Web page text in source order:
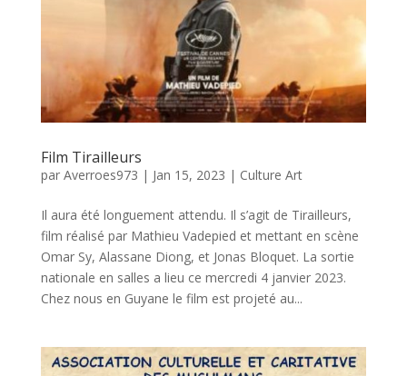
Film Tirailleurs
par Averroes973 | Jan 15, 2023 | Culture Art
Il aura été longuement attendu. Il s’agit de Tirailleurs,
film réalisé par Mathieu Vadepied et mettant en scène
Omar Sy, Alassane Diong, et Jonas Bloquet. La sortie
nationale en salles a lieu ce mercredi 4 janvier 2023.
Chez nous en Guyane le film est projeté au...